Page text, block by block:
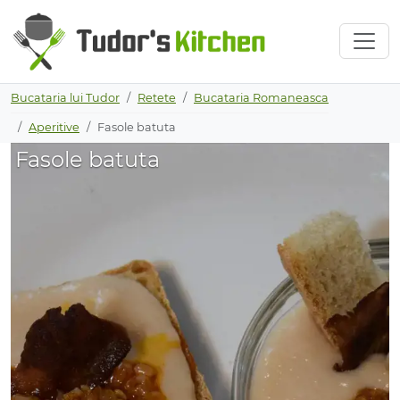
Bucataria lui Tudor Retete Bucataria Romaneasca
Aperitive Fasole batuta
Fasole batuta